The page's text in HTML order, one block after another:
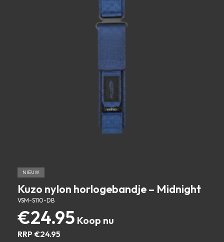
NIEUW
Kuzo nylon horlogebandje – Midnight
VSM-S110-DB
€24.95
RRP €24.95